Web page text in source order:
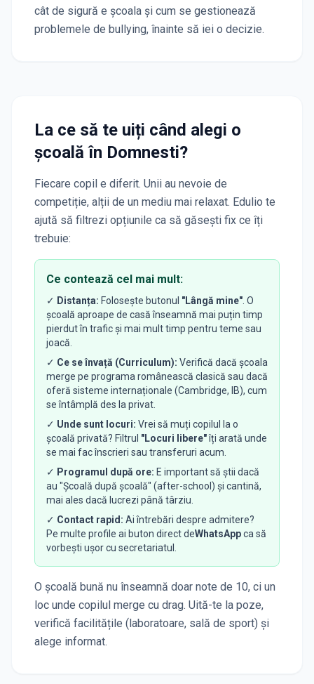
cât de sigură e școala și cum se gestionează
problemele de bullying, înainte să iei o decizie.
La ce să te uiți când alegi o
școalăîn Domnesti?
Fiecare copil e diferit. Unii au nevoie de
competiție, alții de un mediu mai relaxat. Edulio te
ajută să filtrezi opțiunile ca să găsești fix ce îți
trebuie:
Ce contează cel mai mult:
✓ Distanța: Folosește butonul "Lângă mine" . O
școală aproape de casă înseamnă mai puțin timp
pierdut în trafic și mai mult timp pentru teme sau
joacă.
✓ Ce se învață (Curriculum): Verifică dacă școala
merge pe programa românească clasică sau dacă
oferă sisteme internaționale (Cambridge, IB), cum
se întâmplă des la privat.
✓ Unde sunt locuri: Vrei să muți copilul la o
școală privată? Filtrul "Locuri libere"îți arată unde
se mai fac înscrieri sau transferuri acum.
✓ Programul după ore: E important să știi dacă
au "Școală după școală" (after-school) și cantină,
mai ales dacă lucrezi până târziu.
✓ Contact rapid: Ai întrebări despre admitere?
Pe multe profile ai buton direct deWhatsAppca să
vorbești ușor cu secretariatul.
O școală bună nu înseamnă doar note de 10, ci un
loc unde copilul merge cu drag. Uită-te la poze,
verifică facilitățile (laboratoare, sală de sport) și
alege informat.